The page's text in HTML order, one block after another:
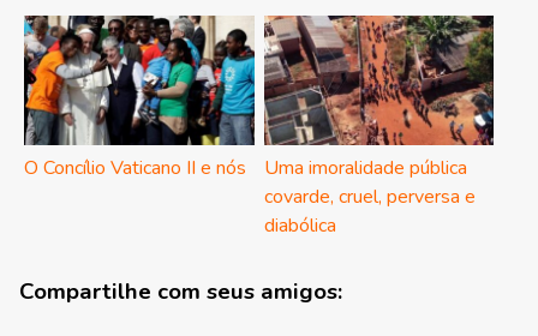
O Concílio Vaticano II e nós
Uma imoralidade pública
covarde, cruel, perversa e
diabólica
Compartilhe com seus amigos: